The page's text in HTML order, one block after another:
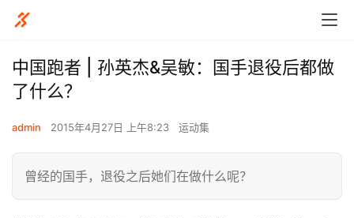
中国跑者 | 孙英杰&吴敏：国手退役后都做
了什么？
admin 2015年4月27日 上午8:23 运动集
曾经的国手，退役之后她们在做什么呢？